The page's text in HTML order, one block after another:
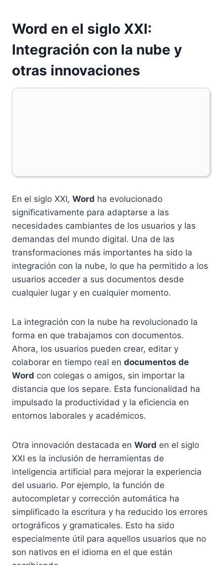
Word en el siglo XXI:
Integración con la nube y
otras innovaciones
En el siglo XXI, Word ha evolucionado
significativamente para adaptarse a las
necesidades cambiantes de los usuarios y las
demandas del mundo digital. Una de las
transformaciones más importantes ha sido la
integración con la nube, lo que ha permitido a los
usuarios acceder a sus documentos desde
cualquier lugar y en cualquier momento.
La integración con la nube ha revolucionado la
forma en que trabajamos con documentos.
Ahora, los usuarios pueden crear, editar y
colaborar en tiempo real en documentos de
Word con colegas o amigos, sin importar la
distancia que los separe. Esta funcionalidad ha
impulsado la productividad y la eficiencia en
entornos laborales y académicos.
Otra innovación destacada en Word en el siglo
XXI es la inclusión de herramientas de
inteligencia artificial para mejorar la experiencia
del usuario. Por ejemplo, la función de
autocompletar y corrección automática ha
simplificado la escritura y ha reducido los errores
ortográficos y gramaticales. Esto ha sido
especialmente útil para aquellos usuarios que no
son nativos en el idioma en el que están